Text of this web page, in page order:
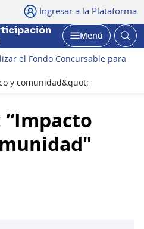
Ingresar a la Plataforma
Abrir
Menú
el Fondo Concursable para
y comunidad&quot;